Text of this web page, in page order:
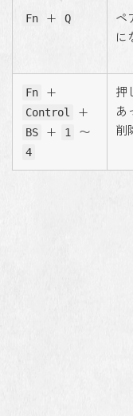
Fn + Q
ペ
に
Fn +
Control +
BS + 1 〜
4
押
あ
削